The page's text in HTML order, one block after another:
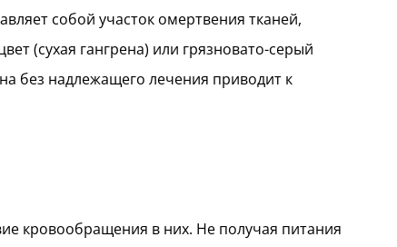
собой участок омертвения тканей,
(сухая гангрена) или грязновато-серый
без надлежащего лечения приводит к
кровообращения в них. Не получая питания